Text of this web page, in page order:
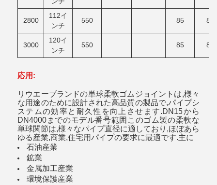
2800
112イ
ンチ
550 85 80
3000
120イ
ンチ
550 85 80
応用:
リウエーブランドの単球柔軟ゴムジョイントは,様々
な用途のために設計された高品質の製品で,パイプシ
ステムの効率と耐久性を向上させます.DN15から
DN4000までのモデル番号範囲このゴム製の柔軟な
単球関節は,様々なパイプ直径に適しており,ほぼあら
ゆる産業,商業,住宅用パイプの要求に最適です.主に
石油産業
鉱業
金属加工産業
環境保護産業